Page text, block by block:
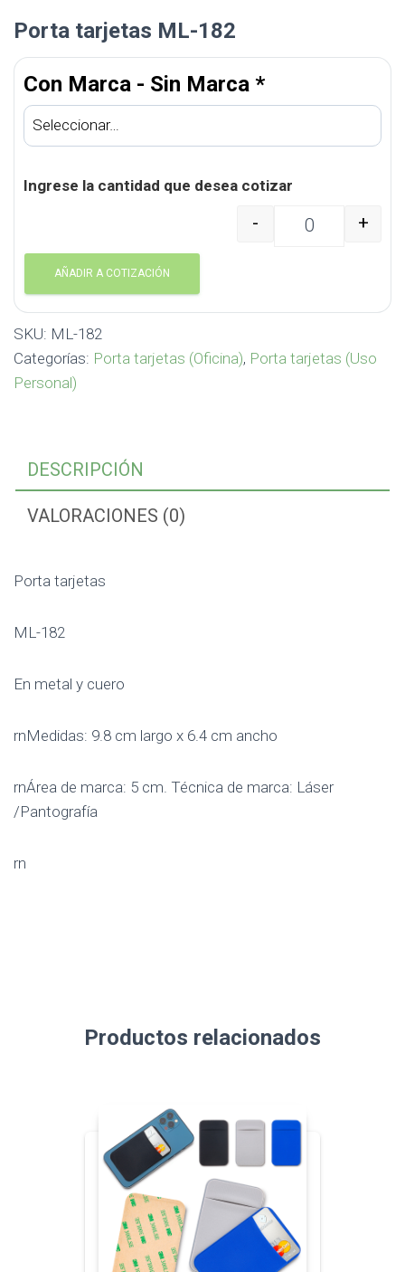
Porta tarjetas ML-182
Con Marca - Sin Marca *
Ingrese la cantidad que desea cotizar
Porta tarjetas ML-182
- +
AÑADIR A COTIZACIÓN
SKU: ML-182
Categorías: Porta tarjetas (Oficina), Porta tarjetas (Uso
Personal)
DESCRIPCIÓN
VALORACIONES (0)
Porta tarjetas
ML-182
En metal y cuero
rnMedidas: 9.8 cm largo x 6.4 cm ancho
rnÁrea de marca: 5 cm. Técnica de marca: Láser
/Pantografía
rn
Productos relacionados